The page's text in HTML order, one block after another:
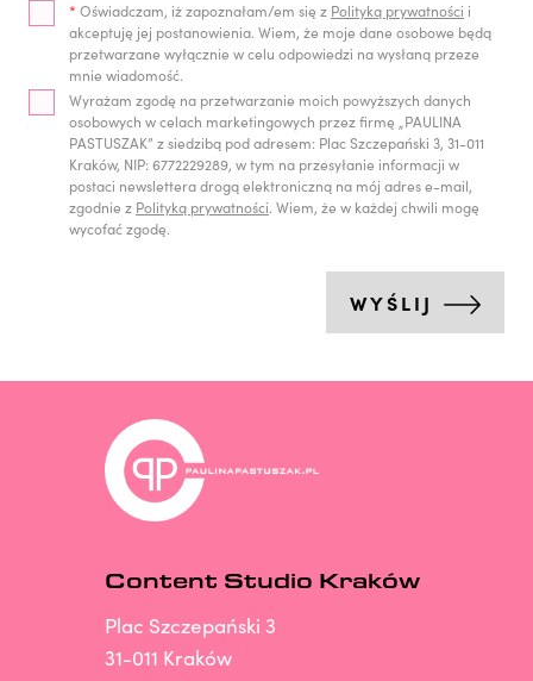
* Oświadczam, iż zapoznałam/em się z Polityką prywatności i
akceptuję jej postanowienia. Wiem, że moje dane osobowe będą
przetwarzane wyłącznie w celu odpowiedzi na wysłaną przeze
mnie wiadomość.
Wyrażam zgodę na przetwarzanie moich powyższych danych
osobowych w celach marketingowych przez firmę „PAULINA
PASTUSZAK” z siedzibą pod adresem: Plac Szczepański 3, 31-011
Kraków, NIP: 6772229289, w tym na przesyłanie informacji w
postaci newslettera drogą elektroniczną na mój adres e-mail,
zgodnie z Polityką prywatności. Wiem, że w każdej chwili mogę
wycofać zgodę.
WYŚLIJ
Content Studio Kraków
Plac Szczepański 3
31-011 Kraków